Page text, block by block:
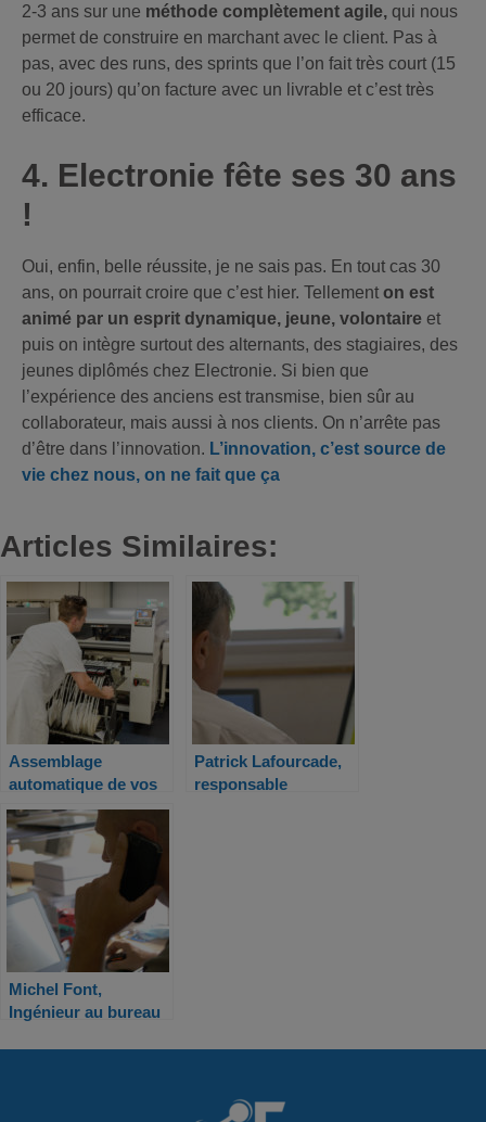
2-3 ans sur une méthode complètement agile, qui nous
permet de construire en marchant avec le client. Pas à
pas, avec des runs, des sprints que l’on fait très court (15
ou 20 jours) qu’on facture avec un livrable et c’est très
efficace.
4. Electronie fête ses 30 ans
!
Oui, enfin, belle réussite, je ne sais pas. En tout cas 30
ans, on pourrait croire que c’est hier. Tellement on est
animé par un esprit dynamique, jeune, volontaire et
puis on intègre surtout des alternants, des stagiaires, des
jeunes diplômés chez Electronie. Si bien que
l’expérience des anciens est transmise, bien sûr au
collaborateur, mais aussi à nos clients. On n’arrête pas
d’être dans l’innovation. L’innovation, c’est source de
vie chez nous, on ne fait que ça
Articles Similaires:
Assemblage
automatique de vos
cartes (CMS)
Patrick Lafourcade,
responsable
Michel Font,
Ingénieur au bureau